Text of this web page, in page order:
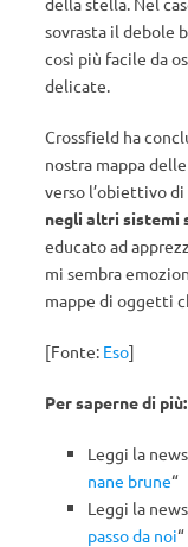
sovrasta il debole
così più facile da
delicate.
Crossfield ha
nostra mappa
verso l’obiettivo di
negli altri sistemi
educato ad
mi sembra
mappe di oggetti
[Fonte: Eso]
Per saperne di più:
Leggi la
nane brune“
Leggi la
passo da noi“